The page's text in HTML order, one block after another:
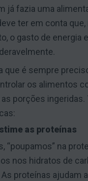
já fazia uma
ter em conta
o gasto de energia
que é sempre
os alimentos
porções ingeridas.
as proteínas
“poupamos” na
nos hidratos de
proteínas ajudam